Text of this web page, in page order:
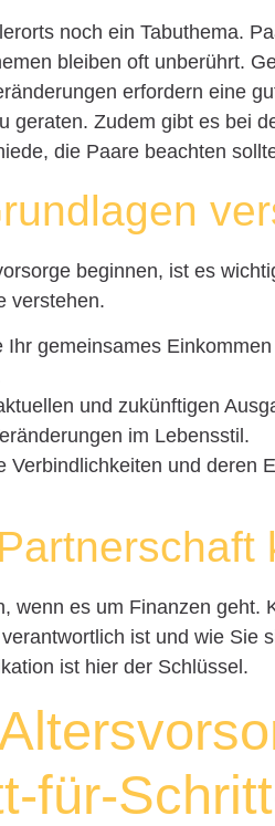
noch ein Tabuthema.
bleiben oft unberührt.
erfordern eine
geraten. Zudem gibt es bei
die Paare beachten
beginnen, ist es
verstehen.
Ihr gemeinsames
und zukünftigen
im Lebensstil.
Verbindlichkeiten und deren
wenn es um Finanzen geht.
ist und wie Sie
ist hier der Schlüssel.
für-